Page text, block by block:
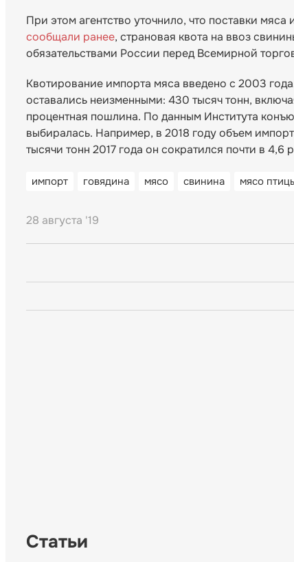
При этом агентство уточнило, что поставки
сообщали ранее, страновая квота на ввоз
обязательствами России перед Всемирной
Квотирование импорта мяса введено с 2003
оставались неизменными: 430 тысяч тонн,
процентная пошлина. По данным Института
выбиралась. Например, в 2018 году объем
тысячи тонн 2017 года он сократился почти в 4,6
импорт говядина мясо свинина мясо
28 августа '19
Статьи